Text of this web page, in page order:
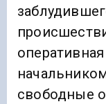
свободные